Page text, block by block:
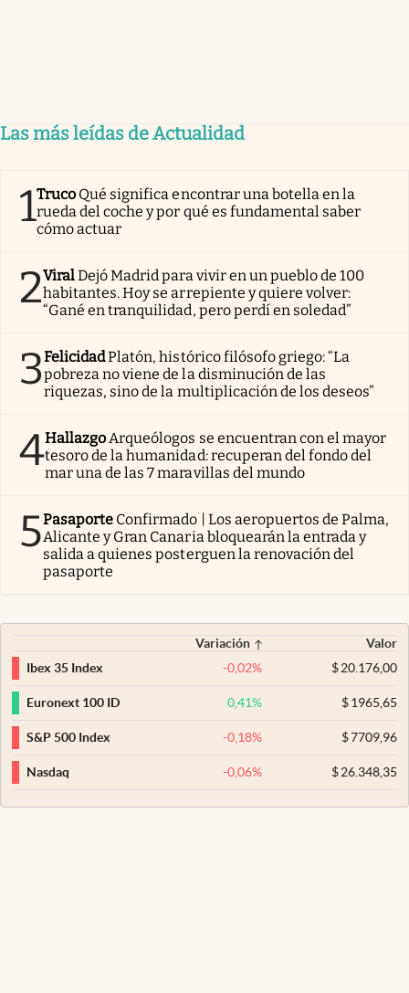
Las más leídas de Actualidad
1Truco Qué significa encontrar una botella en la
rueda del coche y por qué es fundamental saber
cómo actuar
2ViralDejó Madrid para vivir en un pueblo de 100
habitantes. Hoy se arrepiente y quiere volver:
“Gané en tranquilidad, pero perdí en soledad”
3FelicidadPlatón, histórico filósofo griego: “La
pobreza no viene de la disminución de las
riquezas, sino de la multiplicación de los deseos”
4Hallazgo Arqueólogos se encuentran con el mayor
tesoro de la humanidad: recuperan del fondo del
mar una de las 7 maravillas del mundo
5Pasaporte Confirmado | Los aeropuertos de Palma,
Alicante y Gran Canaria bloquearán la entrada y
salida a quienes posterguen la renovación del
pasaporte
Variación
Valor
Ibex 35 Index
-0,02% $20.176,00
Euronext 100 ID 0,41% $1965,65
S&P 500 Index -0,18% $7709,96
Nasdaq -0,06% $26.348,35